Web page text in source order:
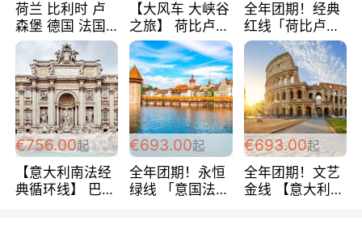
荷兰 比利时 卢
森堡 德国 法国
超爽玩遍西欧 循
环线 全程四星宾
馆 108欧/人/天
【大风车 大峡谷
之旅】 荷比卢德
法 巴黎上下 经
典五国四日游
488欧/人
全年团期！经典
红线「荷比卢德
法」七天循环 五
国 仅售99欧/人/
天！巴黎上下！
包拼房~
€756.00起
【意大利南法经
典循环线】 巴黎
€693.00起
全年团期！永恒
绿线 「意国法
€693.00起
全年团期！文艺
金线 【意大利一